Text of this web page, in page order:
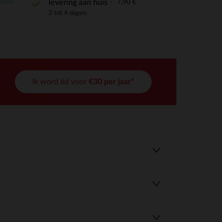
aan te passen en te beheren, en zorgt ervoor dat aan
levering aan huis 7,90 €
2 tot 4 dagen
Ik word lid voor €30 per jaar*